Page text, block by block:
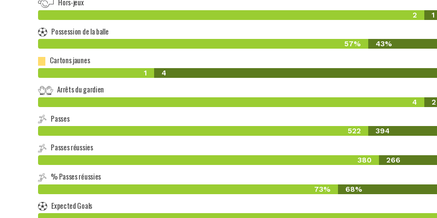
2 1
Possession de la balle
57% 43%
Cartons jaunes
1 4
Arrêts du gardien
4 2
Passes
522 394
Passes réussies
380 266
% Passes réussies
73% 68%
Expected Goals